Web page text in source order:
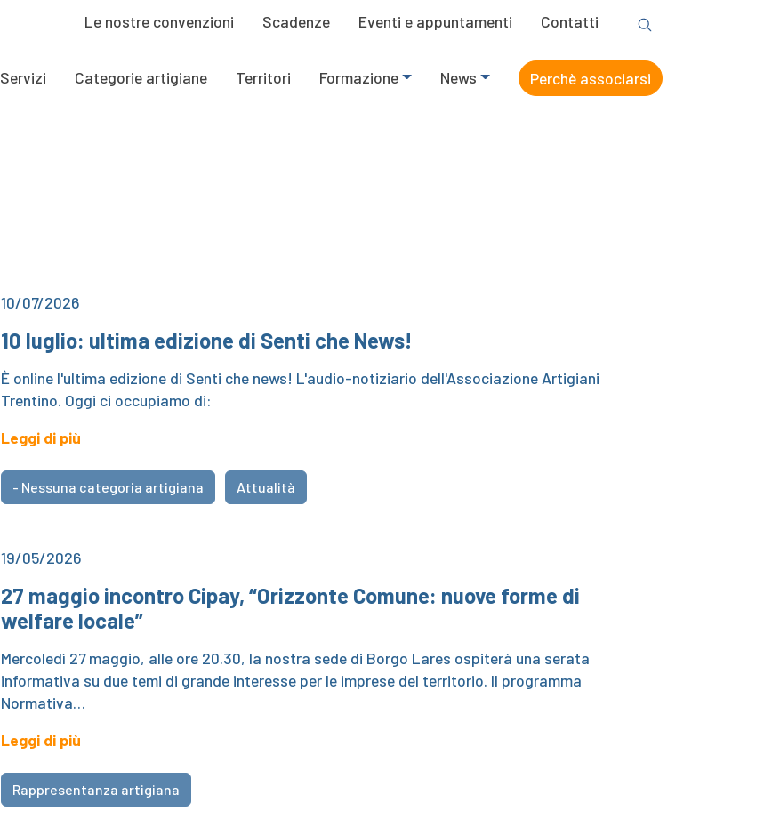
Le nostre convenzioni Scadenze Eventi e appuntamenti Contatti
Servizi Categorie artigiane Territori Formazione News Perchè associarsi
10/07/2026
10 luglio: ultima edizione di Senti che News!
È online l'ultima edizione di Senti che news! L'audio-notiziario dell'Associazione Artigiani
Trentino. Oggi ci occupiamo di:
Leggi di più
- Nessuna categoria artigiana Attualità
19/05/2026
27 maggio incontro Cipay, “Orizzonte Comune: nuove forme di
welfare locale”
Mercoledì 27 maggio, alle ore 20.30, la nostra sede di Borgo Lares ospiterà una serata
informativa su due temi di grande interesse per le imprese del territorio. Il programma
Normativa…
Leggi di più
Rappresentanza artigiana